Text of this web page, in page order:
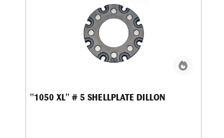
''1050 XL'' # 5 SHELLPLATE DILLON